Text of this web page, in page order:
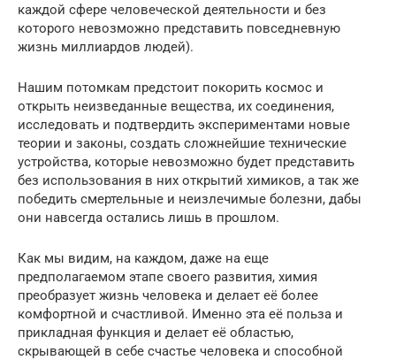
каждой сфере человеческой деятельности и без
которого невозможно представить повседневную
жизнь миллиардов людей).
Нашим потомкам предстоит покорить космос и
открыть неизведанные вещества, их соединения,
исследовать и подтвердить экспериментами новые
теории и законы, создать сложнейшие технические
устройства, которые невозможно будет представить
без использования в них открытий химиков, а так же
победить смертельные и неизлечимые болезни, дабы
они навсегда остались лишь в прошлом.
Как мы видим, на каждом, даже на еще
предполагаемом этапе своего развития, химия
преобразует жизнь человека и делает её более
комфортной и счастливой. Именно эта её польза и
прикладная функция и делает её областью,
скрывающей в себе счастье человека и способной